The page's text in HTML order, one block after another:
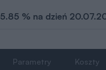
5.85 % na dzień
Parametry Koszty